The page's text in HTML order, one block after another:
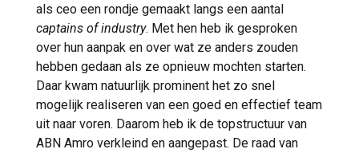
als ceo een rondje gemaakt langs een aantal
captains of industry. Met hen heb ik gesproken
over hun aanpak en over wat ze anders zouden
hebben gedaan als ze opnieuw mochten starten.
Daar kwam natuurlijk prominent het zo snel
mogelijk realiseren van een goed en effectief team
uit naar voren. Daarom heb ik de topstructuur van
ABN Amro verkleind en aangepast. De raad van